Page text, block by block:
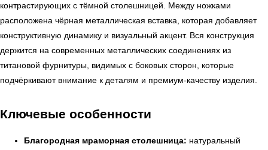
контрастирующих с тёмной столешницей. Между ножками
расположена чёрная металлическая вставка, которая добавляет
конструктивную динамику и визуальный акцент. Вся конструкция
держится на современных металлических соединениях из
титановой фурнитуры, видимых с боковых сторон, которые
подчёркивают внимание к деталям и премиум-качеству изделия.
Ключевые особенности
Благородная мраморная столешница: натуральный